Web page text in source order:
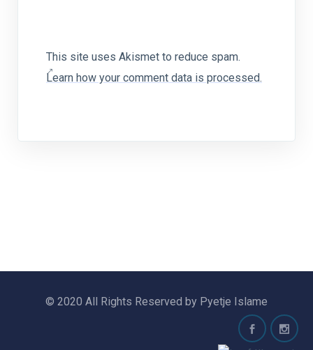
This site uses Akismet to reduce spam.
Learn how your comment data is processed.
© 2020 All Rights Reserved by Pyetje Islame